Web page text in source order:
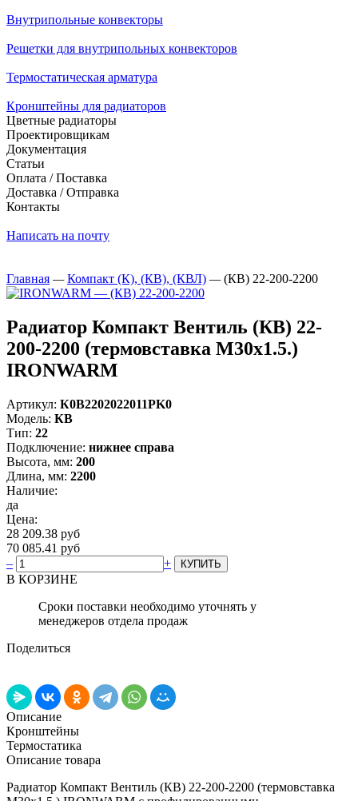
Внутрипольные конвекторы
Решетки для внутрипольных конвекторов
Термостатическая арматура
Кронштейны для радиаторов
Цветные радиаторы
Проектировщикам
Документация
Статьи
Оплата / Поставка
Доставка / Отправка
Контакты
Написать на почту
Главная — Компакт (К), (КВ), (КВЛ) — (КВ) 22-200-2200
Радиатор Компакт Вентиль (КВ) 22-
200-2200 (термовставка М30х1.5.)
IRONWARM
Артикул: К0В2202022011PK0
Модель: КВ
Тип: 22
Подключение: нижнее справа
Высота, мм: 200
Длина, мм: 2200
Наличие:
да
Цена:
28 209.38 руб
70 085.41 руб
–
+
В КОРЗИНЕ
Сроки поставки необходимо уточнять у
менеджеров отдела продаж
Поделиться
Описание
Кронштейны
Термостатика
Описание товара
Радиатор Компакт Вентиль (КВ) 22-200-2200 (термовставка